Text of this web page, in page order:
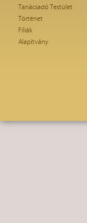
Tanácsadó Testület
Történet
Fíliák
Alapítvány